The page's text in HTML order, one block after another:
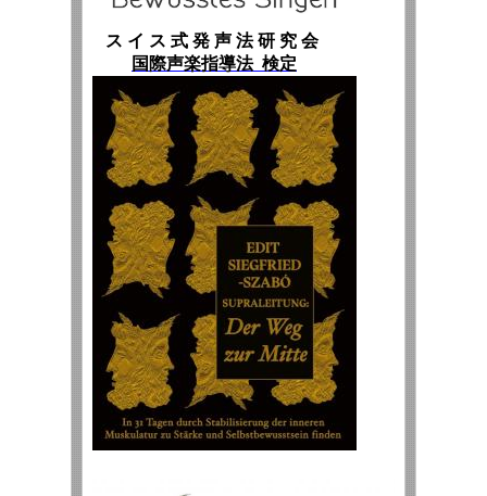
ス イ ス 式 発 声 法 研 究 会
国際声楽指導法 検定